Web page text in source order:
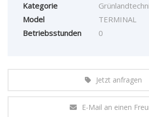
Kategorie
Model
TERMINAL
Betriebsstunden
0
Jetzt anfragen
E-Mail an einen